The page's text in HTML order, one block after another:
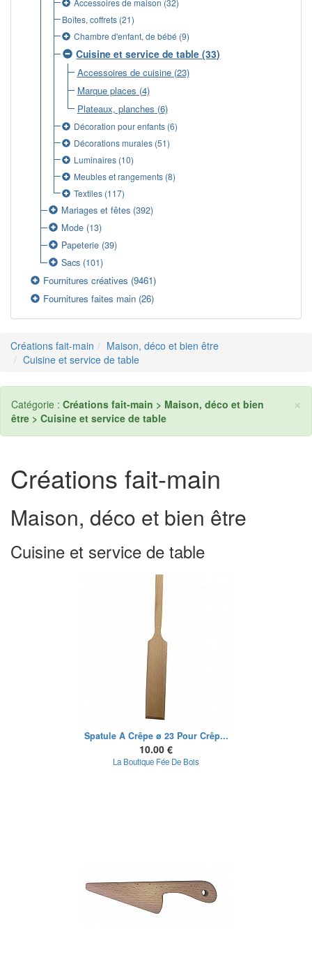
Accessoires de maison (32)
Boîtes, coffrets(21)
Chambre d'enfant, de bébé (9)
Cuisine et service de table (33)
Accessoires de cuisine(23)
Marque places (4)
Plateaux, planches (6)
Décoration pour enfants(6)
Décorations murales(51)
Luminaires(10)
Meubles et rangements(8)
Textiles (117)
Mariages et fêtes (392)
Mode (13)
Papeterie (39)
Sacs (101)
Fournitures créatives (9461)
Fournitures faites main (26)
Créations fait-main
Maison, déco et bien être
Cuisine et service de table
×
Catégorie : Créations fait-main > Maison, déco et bien
être > Cuisine et service de table
Créations fait-main
Maison, déco et bien être
Cuisine et service de table
Spatule A Crêpe ø 23 Pour Crêp...
10.00 €
La Boutique Fée De Bois